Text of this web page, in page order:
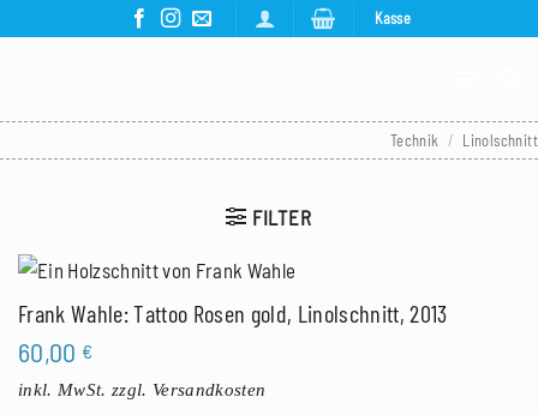
Kasse
Technik / Linolschnitt
FILTER
Frank Wahle: Tattoo Rosen gold, Linolschnitt, 2013
60,00 €
inkl. MwSt. zzgl. Versandkosten